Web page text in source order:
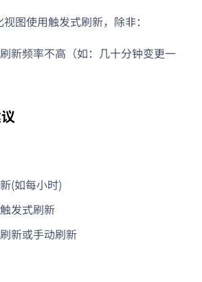
图使用触发式刷新，除非：
新频率不高（如：几十分钟变更一
(如每小时)
发式刷新
新或手动刷新